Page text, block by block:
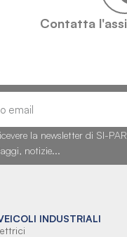
Contatta
la newsletter di SI-
notizie...
INDUSTRIALI